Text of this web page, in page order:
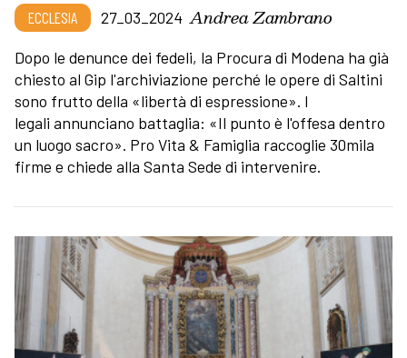
ECCLESIA 27_03_2024 Andrea Zambrano
Dopo le denunce dei fedeli, la Procura di Modena ha già
chiesto al Gip l'archiviazione perché le opere di Saltini
sono frutto della «libertà di espressione». I
legali annunciano battaglia: «Il punto è l'offesa dentro
un luogo sacro». Pro Vita & Famiglia raccoglie 30mila
firme e chiede alla Santa Sede di intervenire.